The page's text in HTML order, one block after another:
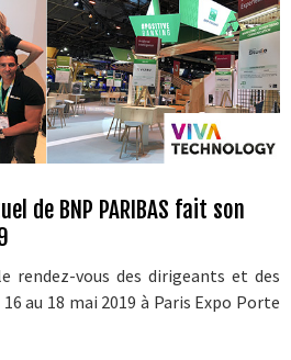
de BNP PARIBAS fait son
rendez-vous des dirigeants et des
au 18 mai 2019 à Paris Expo Porte